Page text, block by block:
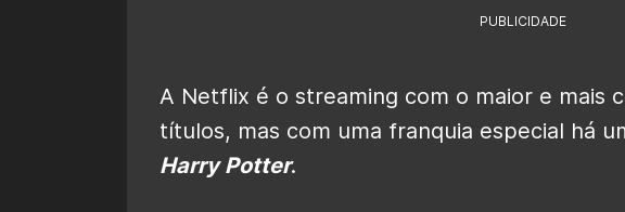
PUBLICIDADE
A Netflix é o streaming com o maior e mais
títulos, mas com uma franquia especial há
Harry Potter.